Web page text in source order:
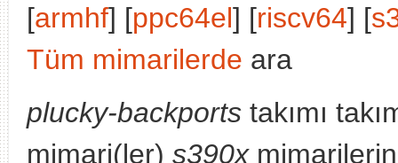
[armhf] [ppc64el] [riscv64] [
Tüm mimarilerde ara
plucky-backports takımı
mimari(ler) s390x